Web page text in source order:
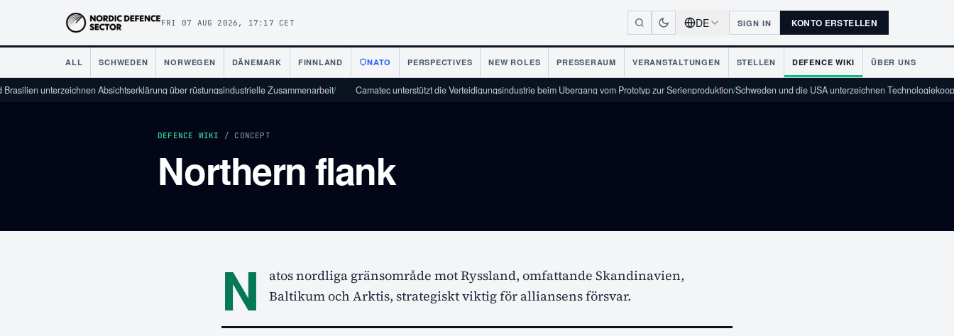
FRI 07 AUG 2026, 17:17 CET DE SIGN IN KONTO ERSTELLEN
ALL SCHWEDEN NORWEGEN DÄNEMARK FINNLAND NATO PERSPECTIVES NEW ROLES PRESSERAUM VERANSTALTUNGEN STELLEN DEFENCE WIKI ÜBER UNS
unterzeichnen Absichtserklärung über rüstungsindustrielle Zusammenarbeit/ Camatec unterstützt die Verteidigungsindustrie beim Übergang vom Prototyp zur Serienproduktion/Schweden und die USA unterzeichnen
DEFENCE WIKI / CONCEPT
Northern flank
N
atos nordliga gränsområde mot Ryssland, omfattande Skandinavien,
Baltikum och Arktis, strategiskt viktig för alliansens försvar.